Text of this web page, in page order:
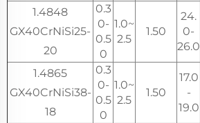
1.4848
GX40CrNiSi25-
20
0.3
0-
0.5
0
1.0~
2.5
1.50
24.
0-
26.0
1.4865
GX40CrNiSi38-
18
0.3
0-
0.5
0
1.0~
2.5
1.50
17.0
-
19.0